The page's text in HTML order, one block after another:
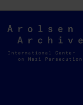
Arolsen
Archives